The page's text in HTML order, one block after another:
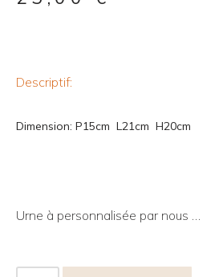
Descriptif:
Dimension: P15cm L21cm H20cm
Urne à personnalisée par nous …